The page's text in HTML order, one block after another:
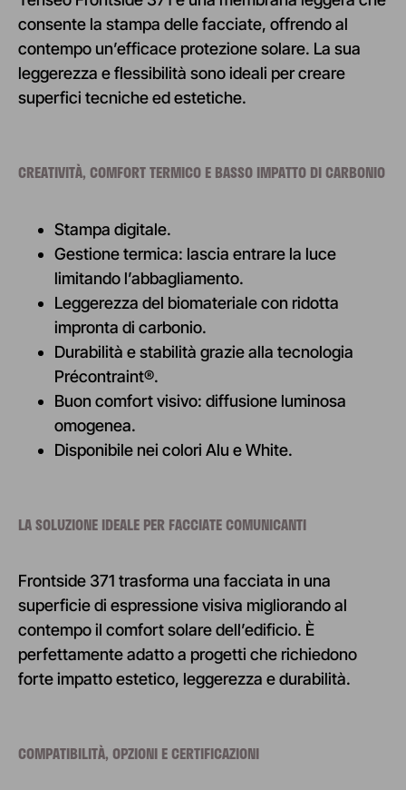
consente la stampa delle facciate, offrendo al
contempo un’efficace protezione solare. La sua
leggerezza e flessibilità sono ideali per creare
superfici tecniche ed estetiche.
CREATIVITÀ, COMFORT TERMICO E BASSO IMPATTO DI CARBONIO
Stampa digitale.
Gestione termica: lascia entrare la luce
limitando l’abbagliamento.
Leggerezza del biomateriale con ridotta
impronta di carbonio.
Durabilità e stabilità grazie alla tecnologia
Précontraint®.
Buon comfort visivo: diffusione luminosa
omogenea.
Disponibile nei colori Alu e White.
LA SOLUZIONE IDEALE PER FACCIATE COMUNICANTI
Frontside 371 trasforma una facciata in una
superficie di espressione visiva migliorando al
contempo il comfort solare dell’edificio. È
perfettamente adatto a progetti che richiedono
forte impatto estetico, leggerezza e durabilità.
COMPATIBILITÀ, OPZIONI E CERTIFICAZIONI